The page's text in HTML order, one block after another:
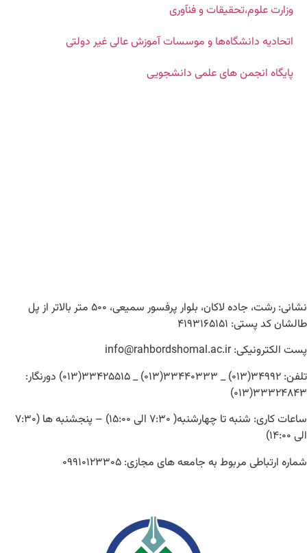
وزارت علوم،تحقیقات و فنآوری
اتحادیه دانشگاه‌ها و موسسات آموزش عالی غیر دولتی
پایگاه انجمن های علمی دانشجویی
نشانی: رشت، جاده لاکان، بلوار پرفسور سمیعی، ۵۰۰ متر بالاتر از پل
طالشان کد پستی: ۴۱۹۳۱۶۵۱۵۱
پست الکترونیکی: info@rahbordshomal.ac.ir
تلفن: ۳۴۹۹۲(۰۱۳) _ ۳۳۴۴۰۳۳۳(۰۱۳) _ ۳۳۴۲۵۵۱۵(۰۱۳) دورنگار:
۳۳۳۲۴۸۴۳(۰۱۳)
ساعات کاری: شنبه تا چهارشنبه( ۷:۳۰ الی ۱۵:۰۰) – پنجشنبه ها (۷:۳۰
الی ۱۴:۰۰)
شماره ارتباطی مربوط به جامعه های مجازی: ۰۹۹۱۰۱۲۳۳۰۵